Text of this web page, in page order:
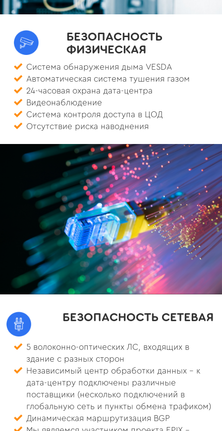
БЕЗОПАСНОСТЬ
ФИЗИЧЕСКАЯ
Система обнаружения дыма VESDA
Автоматическая система тушения газом
24-часовая охрана дата-центра
Видеонаблюдение
Система контроля доступа в ЦОД
Отсутствие риска наводнения
БЕЗОПАСНОСТЬ СЕТЕВАЯ
5 волоконно-оптических ЛС, входящих в
здание с разных сторон
Независимый центр обработки данных - к
дата-центру подключены различные
поставщики (несколько подключений в
глобальную сеть и пункты обмена трафиком)
Динамическая маршрутизация BGP